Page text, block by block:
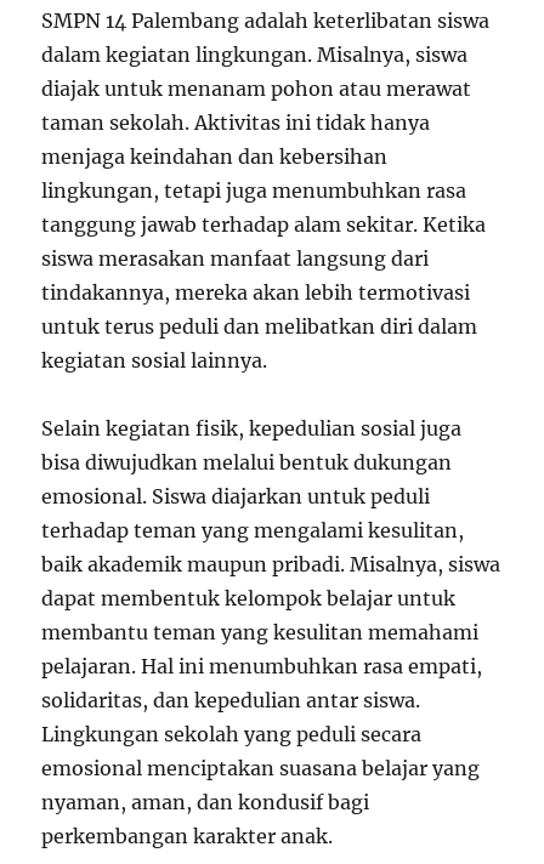
SMPN 14 Palembang adalah keterlibatan siswa
dalam kegiatan lingkungan. Misalnya, siswa
diajak untuk menanam pohon atau merawat
taman sekolah. Aktivitas ini tidak hanya
menjaga keindahan dan kebersihan
lingkungan, tetapi juga menumbuhkan rasa
tanggung jawab terhadap alam sekitar. Ketika
siswa merasakan manfaat langsung dari
tindakannya, mereka akan lebih termotivasi
untuk terus peduli dan melibatkan diri dalam
kegiatan sosial lainnya.
Selain kegiatan fisik, kepedulian sosial juga
bisa diwujudkan melalui bentuk dukungan
emosional. Siswa diajarkan untuk peduli
terhadap teman yang mengalami kesulitan,
baik akademik maupun pribadi. Misalnya, siswa
dapat membentuk kelompok belajar untuk
membantu teman yang kesulitan memahami
pelajaran. Hal ini menumbuhkan rasa empati,
solidaritas, dan kepedulian antar siswa.
Lingkungan sekolah yang peduli secara
emosional menciptakan suasana belajar yang
nyaman, aman, dan kondusif bagi
perkembangan karakter anak.